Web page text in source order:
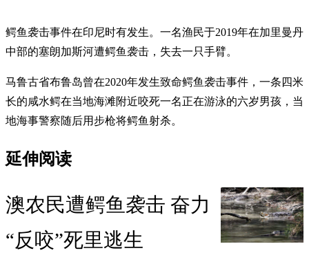
鳄鱼袭击事件在印尼时有发生。一名渔民于2019年在加里曼丹
中部的塞朗加斯河遭鳄鱼袭击，失去一只手臂。
马鲁古省布鲁岛曾在2020年发生致命鳄鱼袭击事件，一条四米
长的咸水鳄在当地海滩附近咬死一名正在游泳的六岁男孩，当
地海事警察随后用步枪将鳄鱼射杀。
延伸阅读
澳农民遭鳄鱼袭击 奋力
“反咬”死里逃生